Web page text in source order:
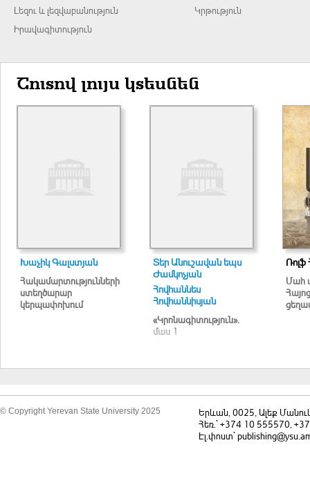
Լեզու և լեզվաբանություն
Իրավագիտություն
Կրթություն
Շուտով լույս կտեսնեն
Խաչիկ Գալստյան
Հակամարտությունների
ստեղծարար
կերպափոխում
Տեր Անուշավան եպս
Ժամկոչյան
Հովհաննես
Հովհաննիսյան
«Կրոնագիտություն».
մաս 1
Ռոլֆ
Մահ
Հայոց
© Copyright Yerevan State University 2025
Երևան, 0025, Ալեք
Հեռ.` +374 10 555570,
Էլ.փոստ`